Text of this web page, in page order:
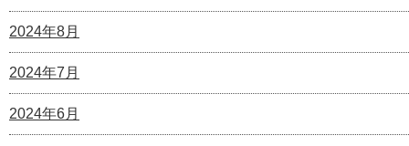
2024年8月
2024年7月
2024年6月